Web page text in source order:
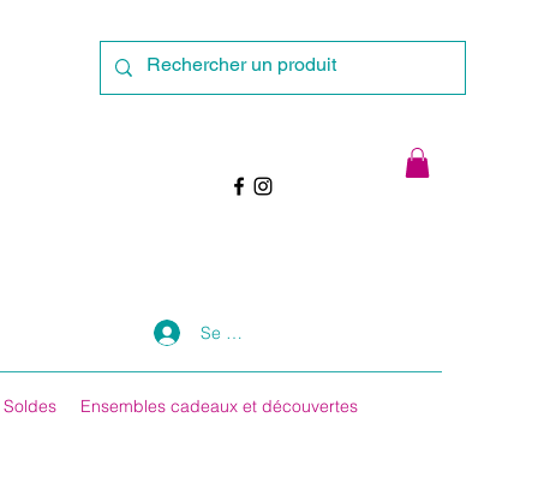
Se connecter
Soldes Ensembles cadeaux et découvertes